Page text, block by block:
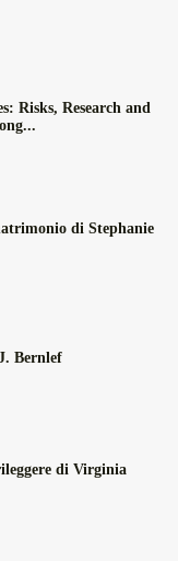
Risks, Research and
di Stephanie
Bernlef
di Virginia